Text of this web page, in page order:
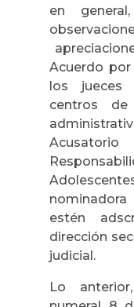
en
Acuerdo
los jueces
centros
estén
dirección
judicial.
Lo